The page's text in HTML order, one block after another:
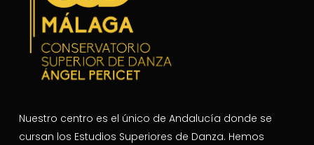
Nuestro centro es el único de Andalucía donde se
cursan los Estudios Superiores de Danza. Hemos